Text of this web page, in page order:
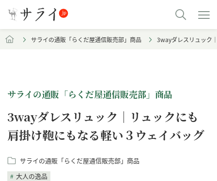
サライの通販「らくだ屋通信販売部」商品 3wayダレスリュック
サライの通販「らくだ屋通信販売部」商品
3wayダレスリュック｜リュックにも
肩掛け鞄にもなる軽い３ウェイバッグ
サライの通販「らくだ屋通信販売部」商品
大人の逸品